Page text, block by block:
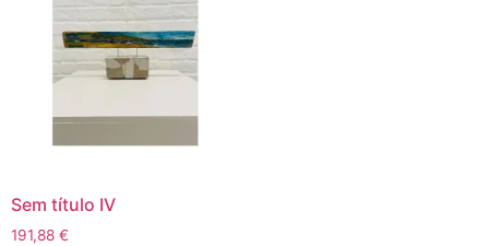
Sem título IV
191,88 €